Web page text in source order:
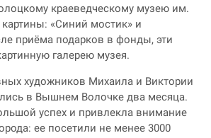
краеведческому музею им.
«Синий мостик» и
приёма подарков в фонды, эти
галерею музея.
художников Михаила и Виктории
в Вышнем Волочке два месяца.
успех и привлекла внимание
ее посетили не менее 3000